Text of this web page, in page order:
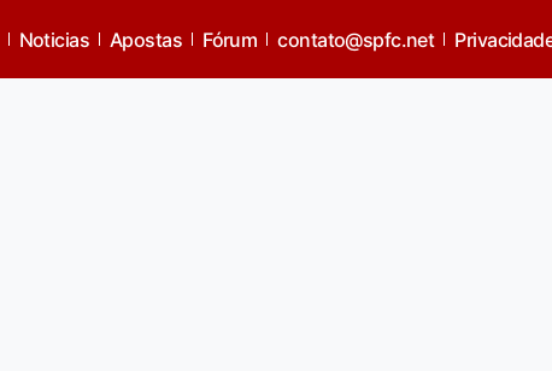
Noticias Apostas Fórum contato@spfc.net